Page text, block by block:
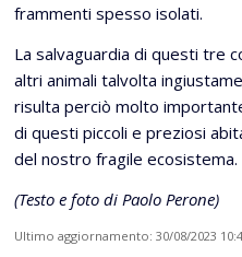
frammenti spesso isolati.
La salvaguardia di questi tre
altri animali talvolta
risulta perciò molto
di questi piccoli e preziosi
del nostro fragile ecosistema.
(Testo e foto di Paolo Perone)
Ultimo aggiornamento: 30/08/2023